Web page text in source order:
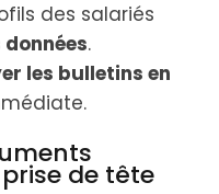
des salariés
.
les bulletins en
de tête